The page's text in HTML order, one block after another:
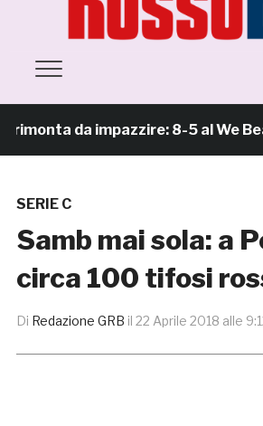
da impazzire: 8-5 al We
SERIE C
Samb mai sola: a
circa 100 tifosi
Di Redazione GRB il 22 Aprile 2018 alle